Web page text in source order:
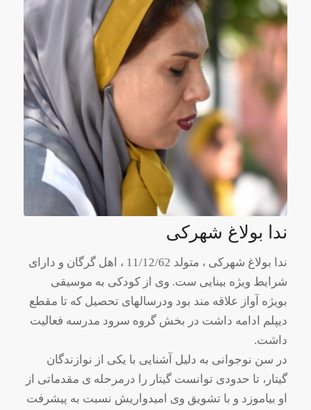
ندا بولاغ شهرکی
ندا بولاغ شهرکی ، متولد 11/12/62 ، اهل گرگان و دارای
شرایط ویژه بینایی ست. وی از کودکی به موسیقی
بویژه آواز علاقه مند بود ودرسالهای تحصیل که تا مقطع
دیپلم ادامه داشت در بخش گروه سرود مدرسه فعالیت
داشت.
در سن نوجوانی به دلیل آشنایی با یکی از نوازندگان
گیتار، تا حدودی توانست گیتار را درمرحله ی مقدماتی از
او بیاموزد و با تشویق وی امیدواریش نسبت به پیشرفت